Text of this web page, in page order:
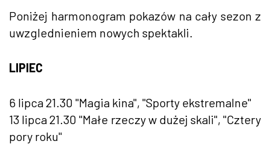
Poniżej harmonogram pokazów na cały sezon z
uwzglednieniem nowych spektakli.
LIPIEC
6 lipca 21.30 "Magia kina", "Sporty ekstremalne"
13 lipca 21.30 "Małe rzeczy w dużej skali", "Cztery
pory roku"